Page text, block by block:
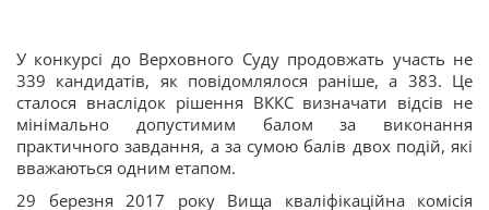
У конкурсі до Верховного Суду продовжать участь не
339 кандидатів, як повідомлялося раніше, а 383. Це
сталося внаслідок рішення ВККС визначати відсів не
мінімально допустимим балом за виконання
практичного завдання, а за сумою балів двох подій, які
вважаються одним етапом.
29 березня 2017 року Вища кваліфікаційна комісія